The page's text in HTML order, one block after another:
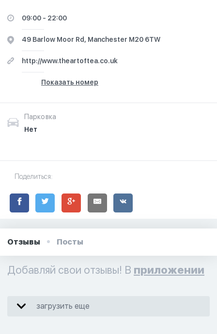
09:00 - 22:00
49 Barlow Moor Rd, Manchester M20 6TW
http://www.theartoftea.co.uk
Показать номер
Парковка
Нет
Поделиться:
Отзывы Посты
Добавляй свои отзывы! В приложении
загрузить еще